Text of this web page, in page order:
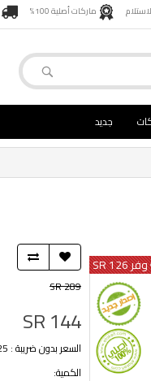
ماركات أصلية 100%
جديد
وفر 126 SR
SR 289
SR 144
السعر بدون ضريبة : SR 125
الكمية: